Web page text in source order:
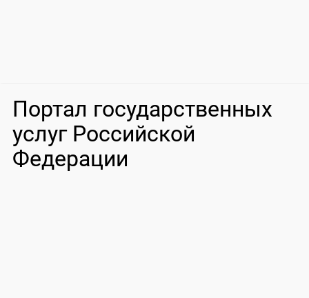
Портал государственных
услуг Российской
Федерации